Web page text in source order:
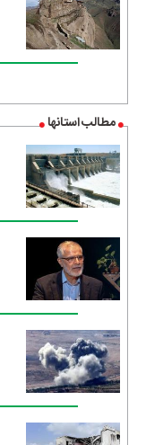
مطالب استانها